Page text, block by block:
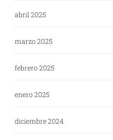
abril 2025
marzo 2025
febrero 2025
enero 2025
diciembre 2024